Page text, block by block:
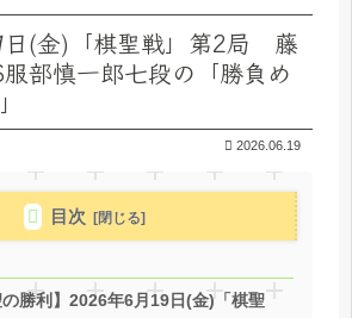
(金)「棋聖戦」第2局 藤
部慎一郎七段の「勝負め
2026.06.19
目次
の勝利】2026年6月19日(金)「棋聖